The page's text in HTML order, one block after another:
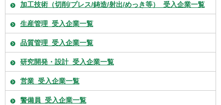
加工技術（切削/プレス/鋳造/射出/めっき等）_受入企業一覧
生産管理_受入企業一覧
品質管理_受入企業一覧
研究開発・設計_受入企業一覧
営業_受入企業一覧
警備員_受入企業一覧